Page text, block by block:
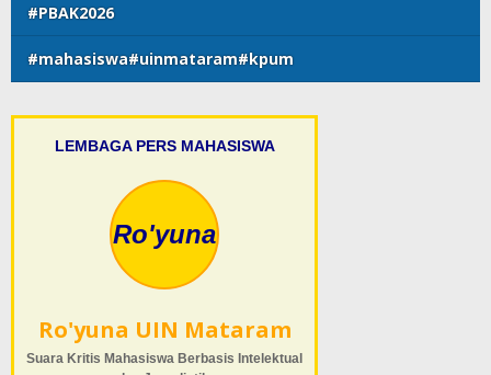
#PBAK2026
#mahasiswa#uinmataram#kpum
LEMBAGA PERS MAHASISWA
Ro'yuna
Ro'yuna UIN Mataram
Suara Kritis Mahasiswa Berbasis Intelektual